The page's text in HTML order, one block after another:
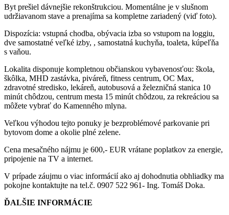
Byt prešiel dávnejšie rekonštrukciou. Momentálne je v slušnom
udržiavanom stave a prenajíma sa kompletne zariadený (viď foto).
Dispozícia: vstupná chodba, obývacia izba so vstupom na loggiu,
dve samostatné veľké izby, , samostatná kuchyňa, toaleta, kúpeľňa
s vaňou.
Lokalita disponuje kompletnou občianskou vybavenosťou: škola,
škôlka, MHD zastávka, piváreň, fitness centrum, OC Max,
zdravotné stredisko, lekáreň, autobusová a železničná stanica 10
minút chôdzou, centrum mesta 15 minút chôdzou, za rekreáciou sa
môžete vybrať do Kamenného mlyna.
Veľkou výhodou tejto ponuky je bezproblémové parkovanie pri
bytovom dome a okolie plné zelene.
Cena mesačného nájmu je 600,- EUR vrátane poplatkov za energie,
pripojenie na TV a internet.
V prípade záujmu o viac informácií ako aj dohodnutia obhliadky ma
pokojne kontaktujte na tel.č. 0907 522 961- Ing. Tomáš Doka.
ĎALŠIE INFORMÁCIE